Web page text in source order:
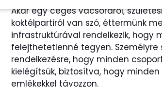
Akár egy céges vacsoráról,
koktélpartiról van szó, éttermünk
infrastruktúrával rendelkezik, hogy
felejthetetlenné tegyen. Személyre
rendelkezésre, hogy minden
kielégítsük, biztosítva, hogy
emlékekkel távozzon.